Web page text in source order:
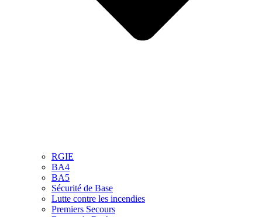
RGIE
BA4
BA5
Sécurité de Base
Lutte contre les incendies
Premiers Secours